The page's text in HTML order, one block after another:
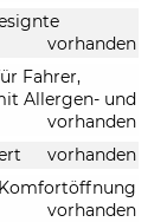
vorhanden
Fahrer,
Allergen- und
vorhanden
vorhanden
vorhanden